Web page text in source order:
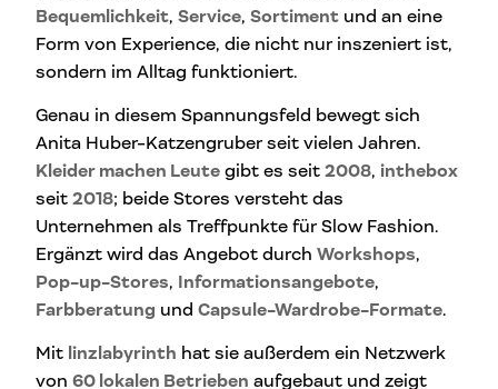
Bequemlichkeit, Service, Sortiment und an eine
Form von Experience, die nicht nur inszeniert ist,
sondern im Alltag funktioniert.
Genau in diesem Spannungsfeld bewegt sich
Anita Huber-Katzengruber seit vielen Jahren.
Kleider machen Leute gibt es seit 2008, inthebox
seit 2018; beide Stores versteht das
Unternehmen als Treffpunkte für Slow Fashion.
Ergänzt wird das Angebot durch Workshops,
Pop-up-Stores, Informationsangebote,
Farbberatung und Capsule-Wardrobe-Formate.
Mit linzlabyrinth hat sie außerdem ein Netzwerk
von 60 lokalen Betrieben aufgebaut und zeigt